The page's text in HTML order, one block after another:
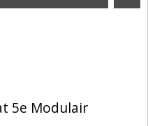
5e Modulair